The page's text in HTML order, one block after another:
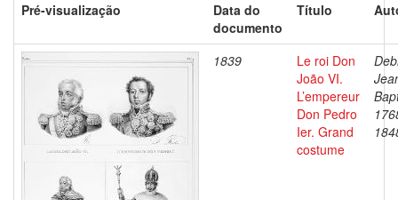
Pré-visualização
Data do
documento
Título
1839
Le roi Don
João VI.
L’empereur
Don Pedro
Ier. Grand
costume